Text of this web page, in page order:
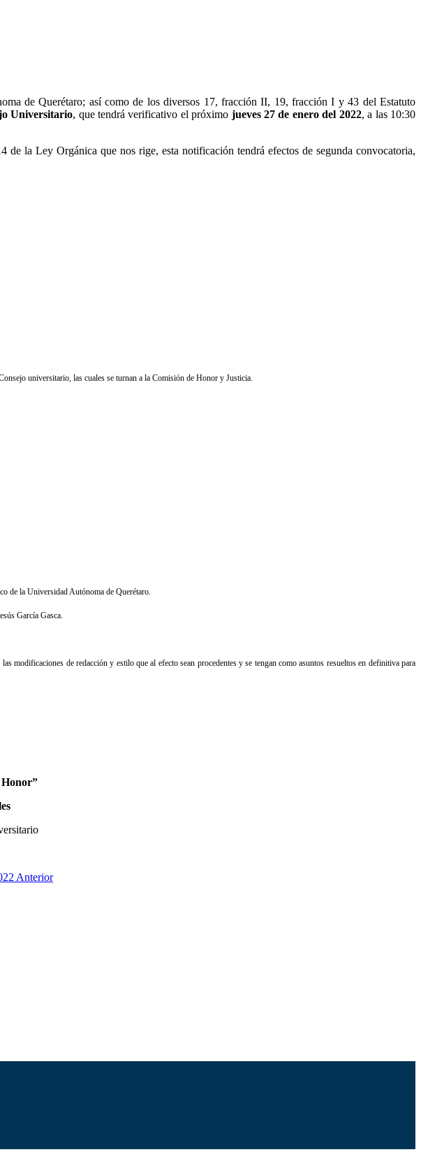
de Querétaro; así como de los diversos 17, fracción II, 19, fracción I y 43 del Estatuto
Universitario, que tendrá verificativo el próximo jueves 27 de enero del 2022, a las 10:30
la Ley Orgánica que nos rige, esta notificación tendrá efectos de segunda convocatoria,
universitario, las cuales se turnan a la Comisión de Honor y Justicia.
de la Universidad Autónoma de Querétaro.
García Gasca.
de redacción y estilo que al efecto sean procedentes y se tengan como asuntos resueltos en definitiva para
Honor”
Anterior